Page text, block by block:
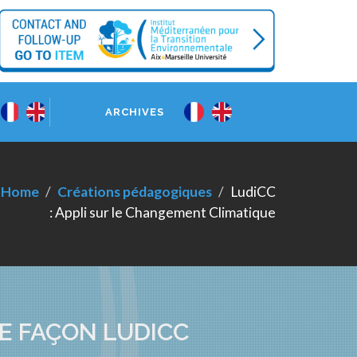
ARCHIVES
Home Créations pédagogiques
LudiCC
: Appli sur le Changement Climatique
FAÇON LUDICC